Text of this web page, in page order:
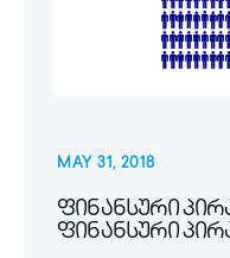
MAY 31, 2018
ფინანსური
ფინანსური